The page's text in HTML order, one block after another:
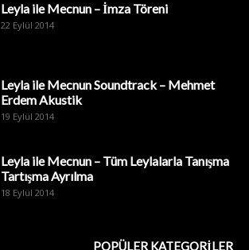
Leyla ile Mecnun – İmza Töreni
22 Eylül 2014
Leyla ile Mecnun Soundtrack – Mehmet
Erdem Akustik
19 Eylül 2014
Leyla ile Mecnun – Tüm Leylalarla Tanışma
Tartışma Ayrılma
18 Eylül 2014
POPÜLER KATEGORİLER